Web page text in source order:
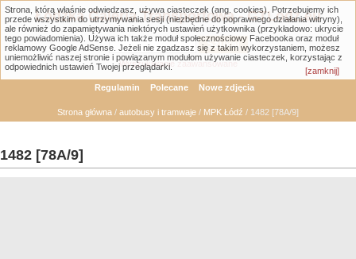
Łódzka Galeria Transportowa - GTLodz.eu
Wyszukiwanie zaawansowane
Regulamin Polecane Nowe zdjęcia
Strona główna / autobusy i tramwaje / MPK Łódź / 1482 [78A/9]
1482 [78A/9]
Strona, którą właśnie odwiedzasz, używa ciasteczek (ang. cookies). Potrzebujemy ich
przede wszystkim do utrzymywania sesji (niezbędne do poprawnego działania witryny),
ale również do zapamiętywania niektórych ustawień użytkownika (przykładowo: ukrycie
tego powiadomienia). Używa ich także moduł społecznościowy Facebooka oraz moduł
reklamowy Google AdSense. Jeżeli nie zgadzasz się z takim wykorzystaniem, możesz
uniemożliwić naszej stronie i powiązanym modułom używanie ciasteczek, korzystając z
odpowiednich ustawień Twojej przeglądarki.
[zamknij]